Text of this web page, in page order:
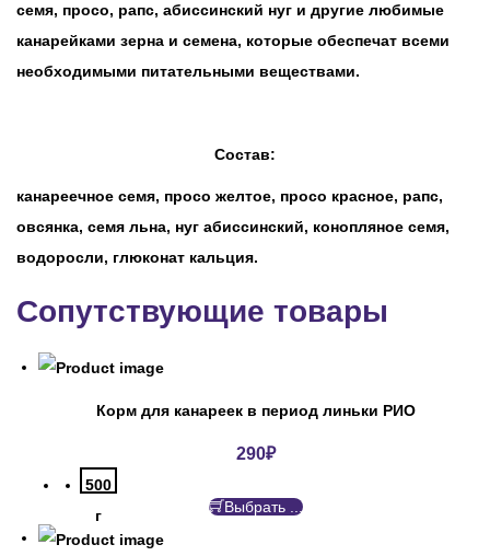
семя, просо, рапс, абиссинский нуг и другие любимые
канарейками зерна и семена, которые обеспечат всеми
необходимыми питательными веществами.
Состав:
канареечное семя, просо желтое, просо красное, рапс,
овсянка, семя льна, нуг абиссинский, конопляное семя,
водоросли, глюконат кальция.
Сопутствующие товары
Корм для канареек в период линьки РИО
290₽
500
г
Выбрать ...